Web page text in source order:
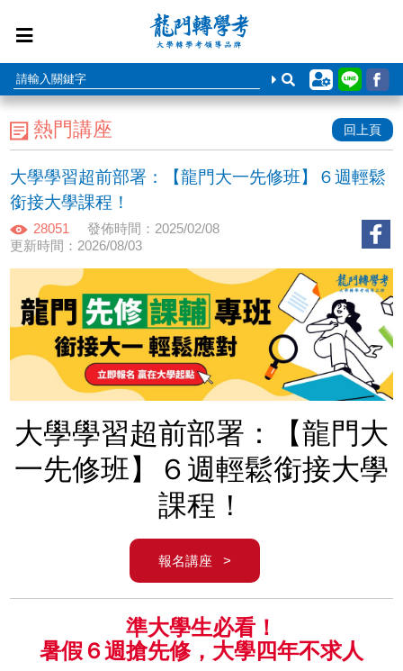
熱門講座 回上頁
大學學習超前部署：【龍門大一先修班】６週輕鬆
銜接大學課程！
28051
發佈時間：2025/02/08
更新時間：2026/08/03
大學學習超前部署：【龍門大
一先修班】６週輕鬆銜接大學
課程！
報名講座 >
準大學生必看！
暑假６週搶先修，大學四年不求人